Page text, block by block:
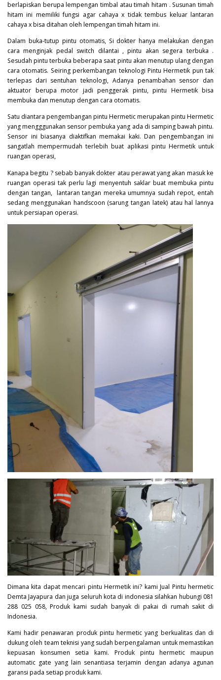
berlapiskan berupa lempengan timbal atau timah hitam . Susunan timah
hitam ini memiliki fungsi agar cahaya x tidak tembus keluar lantaran
cahaya x bisa ditahan oleh lempengan timah hitam ini.
Dalam buka-tutup pintu otomatis, Si dokter hanya melakukan dengan
cara menginjak pedal switch dilantai , pintu akan segera terbuka .
Sesudah pintu terbuka beberapa saat pintu akan menutup ulang dengan
cara otomatis. Seiring perkembangan teknologi Pintu Hermetik pun tak
terlepas dari sentuhan teknologi, Adanya penambahan sensor dan
aktuator berupa motor jadi penggerak pintu, pintu Hermetik bisa
membuka dan menutup dengan cara otomatis.
Satu diantara pengembangan pintu Hermetic merupakan pintu Hermetic
yang mengggunakan sensor pembuka yang ada di samping bawah pintu.
Sensor ini biasanya diaktifkan memakai kaki. Dan pengembangan ini
sangatlah mempermudah terlebih buat aplikasi pintu Hermetik untuk
ruangan operasi,
Kanapa begitu ? sebab banyak dokter atau perawat yang akan masuk ke
ruangan operasi tak perlu lagi menyentuh saklar buat membuka pintu
dengan tangan, lantaran tangan mereka umumnya sudah repot, entah
sedang menggunakan handscoon (sarung tangan latek) atau hal lannya
untuk persiapan operasi.
Dimana kita dapat mencari pintu Hermetik ini? kami Jual Pintu hermetic
Demta Jayapura dan juga seluruh kota di indonesia silahkan hubungi 081
288 025 058, Produk kami sudah banyak di pakai di rumah sakit di
Indonesia.
Kami hadir penawaran produk pintu hermetic yang berkualitas dan di
dukung oleh team teknisi yang sudah berpengalaman untuk memastikan
kepuasan konsumen setia kami. Produk pintu hermetic maupun
automatic gate yang lain senantiasa terjamin dengan adanya agunan
garansi pada setiap produk kami.